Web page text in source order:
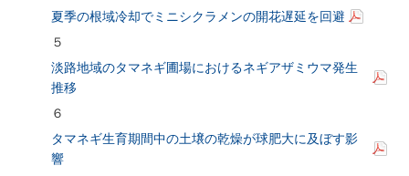
夏季の根域冷却でミニシクラメンの開花遅延を回避
５
淡路地域のタマネギ圃場におけるネギアザミウマ発生
推移
６
タマネギ生育期間中の土壌の乾燥が球肥大に及ぼす影
響